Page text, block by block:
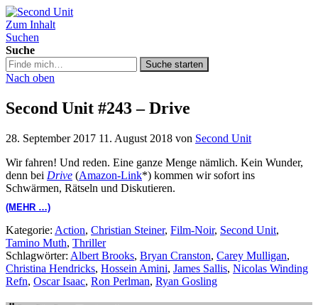
Second Unit
Zum Inhalt
Suchen
Suche
Suche
in
podcast.de/
Suche starten
Nach oben
Second Unit #243 – Drive
28. September 2017 11. August 2018 von Second Unit
Wir fahren! Und reden. Eine ganze Menge nämlich. Kein Wunder,
denn bei Drive (Amazon-Link*) kommen wir sofort ins
Schwärmen, Rätseln und Diskutieren.
(MEHR …)
Kategorie: Action, Christian Steiner, Film-Noir, Second Unit,
Tamino Muth, Thriller
Schlagwörter: Albert Brooks, Bryan Cranston, Carey Mulligan,
Christina Hendricks, Hossein Amini, James Sallis, Nicolas Winding
Refn, Oscar Isaac, Ron Perlman, Ryan Gosling